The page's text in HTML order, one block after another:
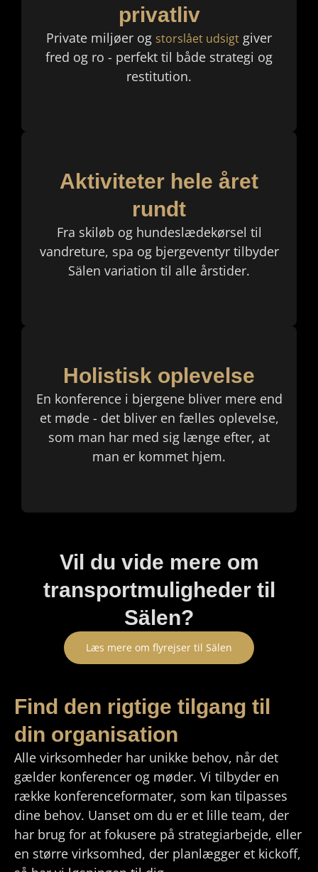
privatliv
Private miljøer og storslået udsigt giver
fred og ro - perfekt til både strategi og
restitution.
Aktiviteter hele året
rundt
Fra skiløb og hundeslædekørsel til
vandreture, spa og bjergeventyr tilbyder
Sälen variation til alle årstider.
Holistisk oplevelse
En konference i bjergene bliver mere end
et møde - det bliver en fælles oplevelse,
som man har med sig længe efter, at
man er kommet hjem.
Vil du vide mere om
transportmuligheder til
Sälen?
Læs mere om flyrejser til Sälen
Find den rigtige tilgang til
din organisation
Alle virksomheder har unikke behov, når det
gælder konferencer og møder. Vi tilbyder en
række konferenceformater, som kan tilpasses
dine behov. Uanset om du er et lille team, der
har brug for at fokusere på strategiarbejde, eller
en større virksomhed, der planlægger et kickoff,